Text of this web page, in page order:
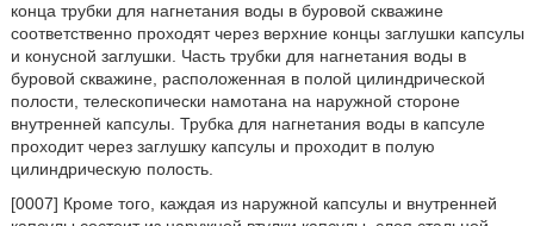
конца трубки для нагнетания воды в буровой скважине
соответственно проходят через верхние концы заглушки капсулы
и конусной заглушки. Часть трубки для нагнетания воды в
буровой скважине, расположенная в полой цилиндрической
полости, телескопически намотана на наружной стороне
внутренней капсулы. Трубка для нагнетания воды в капсуле
проходит через заглушку капсулы и проходит в полую
цилиндрическую полость.
[0007] Кроме того, каждая из наружной капсулы и внутренней